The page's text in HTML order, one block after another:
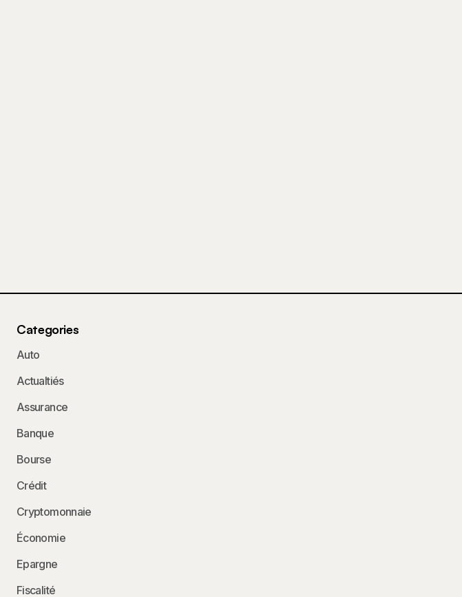
Categories
Auto
Actualtiés
Assurance
Banque
Bourse
Crédit
Cryptomonnaie
Économie
Epargne
Fiscalité